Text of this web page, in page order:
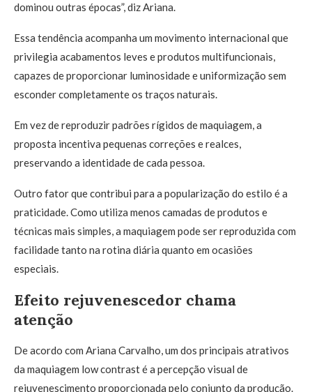
dominou outras épocas”, diz Ariana.
Essa tendência acompanha um movimento internacional que
privilegia acabamentos leves e produtos multifuncionais,
capazes de proporcionar luminosidade e uniformização sem
esconder completamente os traços naturais.
Em vez de reproduzir padrões rígidos de maquiagem, a
proposta incentiva pequenas correções e realces,
preservando a identidade de cada pessoa.
Outro fator que contribui para a popularização do estilo é a
praticidade. Como utiliza menos camadas de produtos e
técnicas mais simples, a maquiagem pode ser reproduzida com
facilidade tanto na rotina diária quanto em ocasiões
especiais.
Efeito rejuvenescedor chama
atenção
De acordo com Ariana Carvalho, um dos principais atrativos
da maquiagem low contrast é a percepção visual de
rejuvenescimento proporcionada pelo conjunto da produção.